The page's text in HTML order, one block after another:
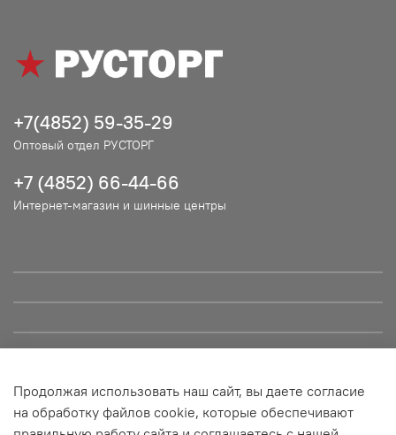
+7(4852) 59-35-29
Оптовый отдел РУСТОРГ
+7 (4852) 66-44-66
Интернет-магазин и шинные центры
© ООО "РУСТОРГ", 2021. Сайт не является публичной офертой
и носит информационный характер. Все материалы данного
Продолжая использовать наш сайт, вы даете согласие
на обработку файлов cookie, которые обеспечивают